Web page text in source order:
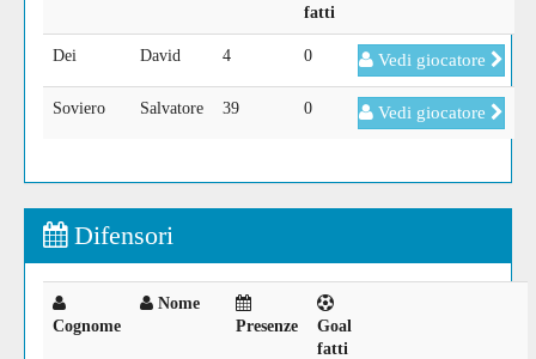
fatti
Dei David 4 0 Vedi giocatore
Soviero Salvatore 39 0 Vedi giocatore
Difensori
Cognome
Nome
Presenze
Goal
fatti